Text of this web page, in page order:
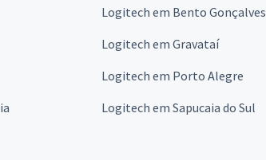
Logitech em Bento Gonçalves
Logitech em Gravataí
Logitech em Porto Alegre
Logitech em Sapucaia do Sul